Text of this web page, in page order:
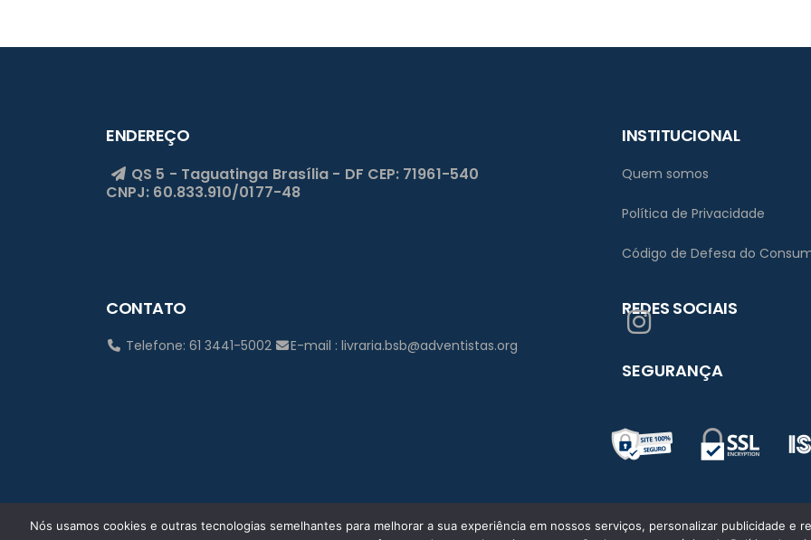
ENDEREÇO
QS 5 - Taguatinga Brasília - DF CEP: 71961-540
CNPJ: 60.833.910/0177-48
INSTITUCIONAL
Quem somos
Política de Privacidade
Código de Defesa do
CONTATO
Telefone: 61 3441-5002 E-mail : livraria.bsb@adventistas.org
REDES SOCIAIS
SEGURANÇA
Nós usamos cookies e outras tecnologias semelhantes para melhorar a sua experiência em nossos serviços, personalizar publicidade